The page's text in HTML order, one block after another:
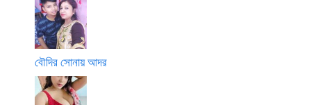
বৌদির সোনায় আদর